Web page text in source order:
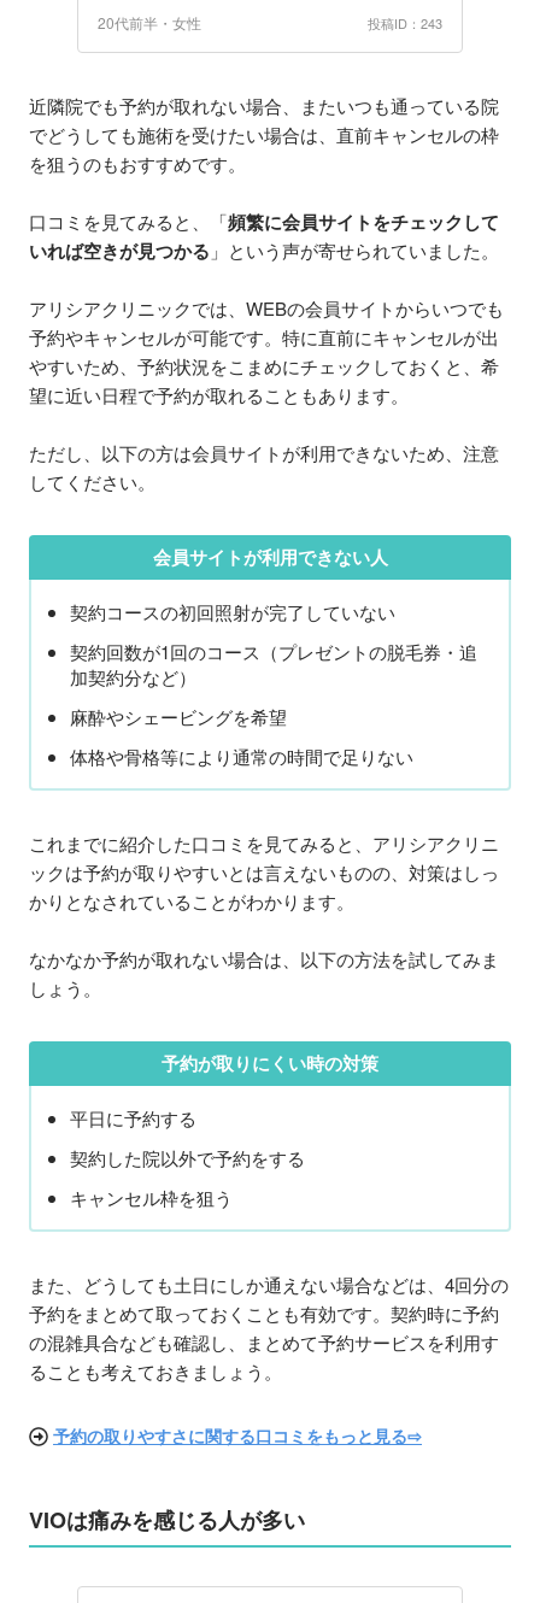
20代前半・女性 投稿ID：243
近隣院でも予約が取れない場合、またいつも通っている院
でどうしても施術を受けたい場合は、直前キャンセルの枠
を狙うのもおすすめです。
口コミを見てみると、「頻繁に会員サイトをチェックして
いれば空きが見つかる 」という声が寄せられていました。
アリシアクリニックでは、WEBの会員サイトからいつでも
予約やキャンセルが可能です。特に直前にキャンセルが出
やすいため、予約状況をこまめにチェックしておくと、希
望に近い日程で予約が取れることもあります。
ただし、以下の方は会員サイトが利用できないため、注意
してください。
会員サイトが利用できない人
契約コースの初回照射が完了していない
契約回数が1回のコース（プレゼントの脱毛券・追
加契約分など）
麻酔やシェービングを希望
体格や骨格等により通常の時間で足りない
これまでに紹介した口コミを見てみると、アリシアクリニ
ックは予約が取りやすいとは言えないものの、対策はしっ
かりとなされていることがわかります。
なかなか予約が取れない場合は、以下の方法を試してみま
しょう。
予約が取りにくい時の対策
平日に予約する
契約した院以外で予約をする
キャンセル枠を狙う
また、どうしても土日にしか通えない場合などは、4回分の
予約をまとめて取っておくことも有効です。契約時に予約
の混雑具合なども確認し、まとめて予約サービスを利用す
ることも考えておきましょう。
予約の取りやすさに関する口コミをもっと見る⇨
VIOは痛みを感じる人が多い